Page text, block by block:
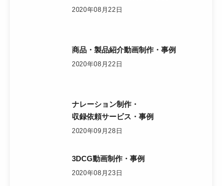
2020年08月22日
商品・製品紹介動画制作・事例
2020年08月22日
ナレーション制作・
収録依頼サービス・事例
2020年09月28日
3DCG動画制作・事例
2020年08月23日